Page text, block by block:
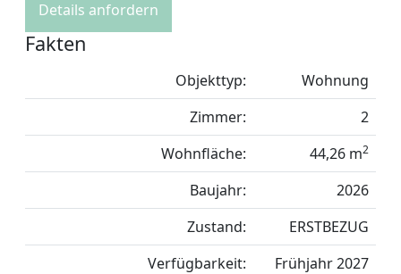
Details anfordern
Fakten
Objekttyp:
Wohnung
Zimmer:
2
Wohnfläche:
44,26 m2
Baujahr:
2026
Zustand:
ERSTBEZUG
Verfügbarkeit:
Frühjahr 2027